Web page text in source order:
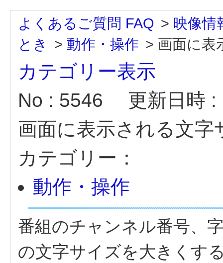
よくあるご質問 FAQ > 映像情
とき
> 動作・操作 > 画面に表
カテゴリー表示
No : 5546
更新日時
画面に表示される文
カテゴリー：
動作・操作
番組のチャンネル番号、
の文字サイズを大きくす